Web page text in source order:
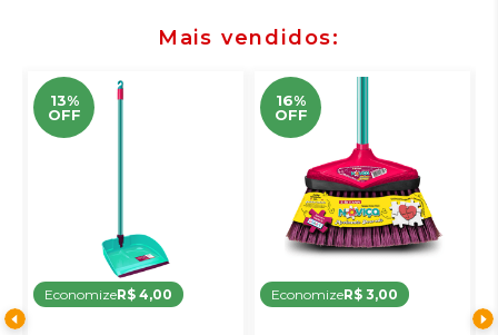
Mais vendidos
13%
OFF
EconomizeR$ 4,00
16%
OFF
EconomizeR$ 3,00